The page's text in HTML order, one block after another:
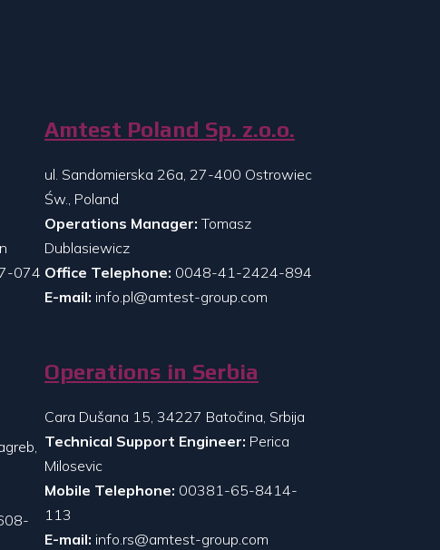
074
Amtest Poland Sp. z.o.o.
ul. Sandomierska 26a, 27-400 Ostrowiec
Św., Poland
Operations Manager: Tomasz
Dublasiewicz
Office Telephone: 0048-41-2424-894
E-mail: info.pl@amtest-group.com
Operations in Serbia
Cara Dušana 15, 34227 Batočina, Srbija
Technical Support Engineer: Perica
Milosevic
Mobile Telephone: 00381-65-8414-
113
E-mail: info.rs@amtest-group.com